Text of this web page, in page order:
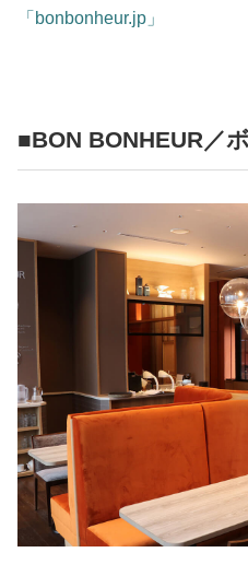
「bonbonheur.jp」
■BON BONHEUR／